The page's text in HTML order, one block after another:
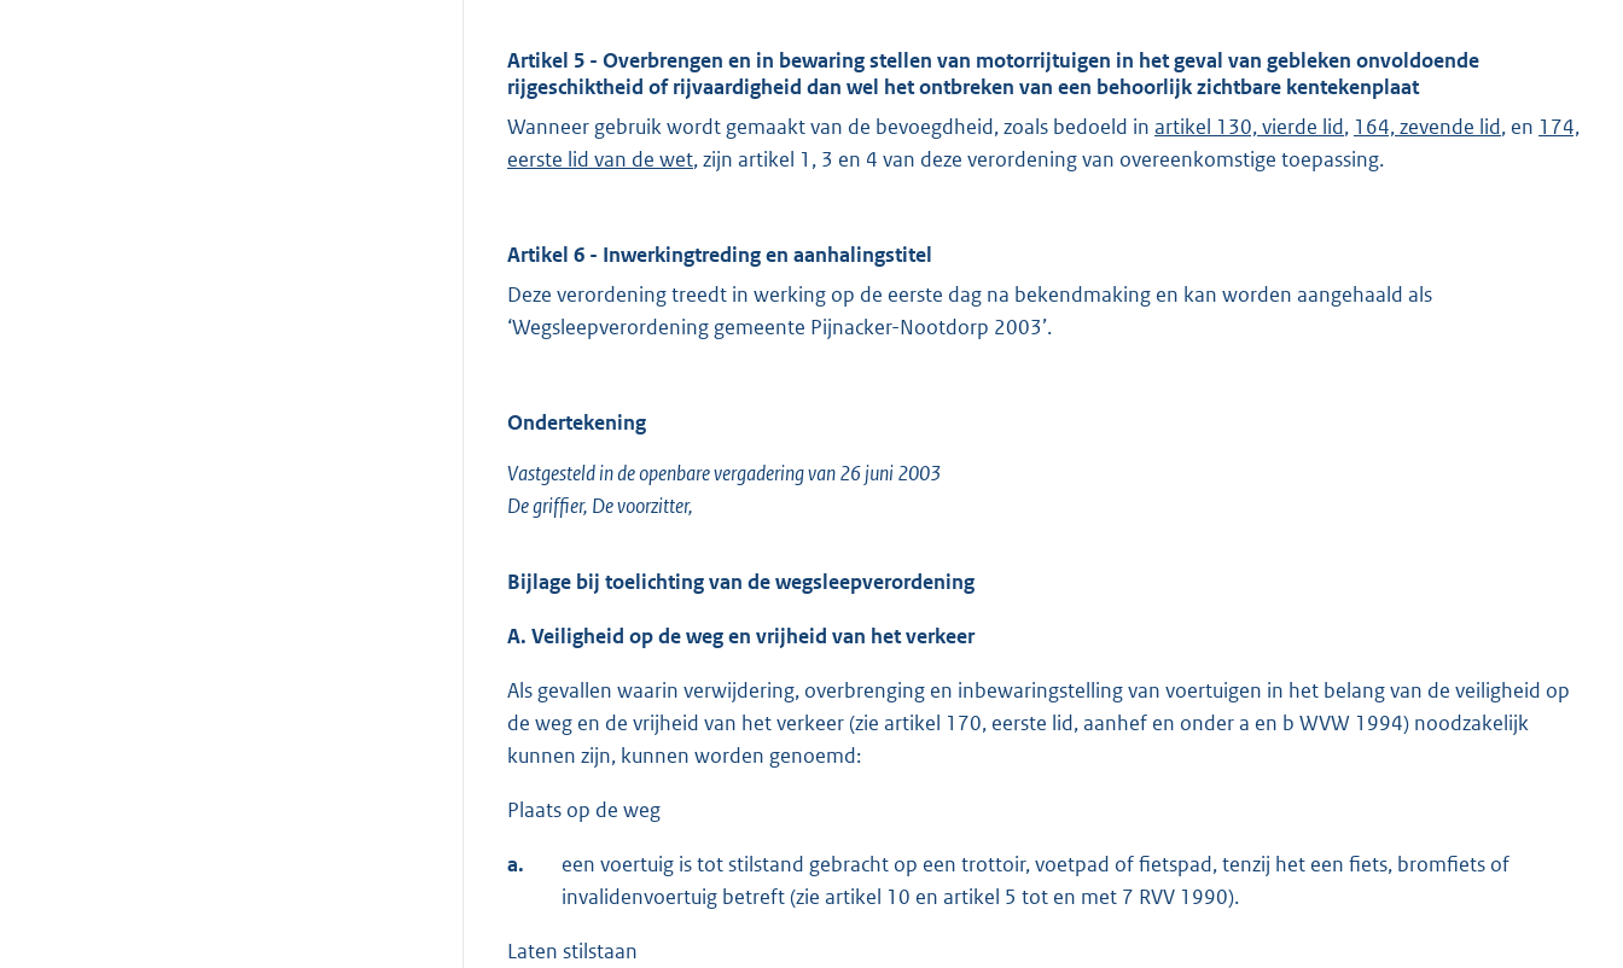
Artikel 5 - Overbrengen en in bewaring stellen van motorrijtuigen in het geval van gebleken onvoldoende
rijgeschiktheid of rijvaardigheid dan wel het ontbreken van een behoorlijk zichtbare kentekenplaat
Wanneer gebruik wordt gemaakt van de bevoegdheid, zoals bedoeld in artikel 130, vierde lid, 164, zevende lid, en 174,
eerste lid van de wet, zijn artikel 1, 3 en 4 van deze verordening van overeenkomstige toepassing.
Artikel 6 - Inwerkingtreding en aanhalingstitel
Deze verordening treedt in werking op de eerste dag na bekendmaking en kan worden aangehaald als
‘Wegsleepverordening gemeente Pijnacker-Nootdorp 2003’.
Ondertekening
Vastgesteld in de openbare vergadering van 26 juni 2003
De griffier, De voorzitter,
Bijlage bij toelichting van de wegsleepverordening
A. Veiligheid op de weg en vrijheid van het verkeer
Als gevallen waarin verwijdering, overbrenging en inbewaringstelling van voertuigen in het belang van de veiligheid op
de weg en de vrijheid van het verkeer (zie artikel 170, eerste lid, aanhef en onder a en b WVW 1994) noodzakelijk
kunnen zijn, kunnen worden genoemd:
Plaats op de weg
a.
een voertuig is tot stilstand gebracht op een trottoir, voetpad of fietspad, tenzij het een fiets, bromfiets of
invalidenvoertuig betreft (zie artikel 10 en artikel 5 tot en met 7 RVV 1990).
Laten stilstaan